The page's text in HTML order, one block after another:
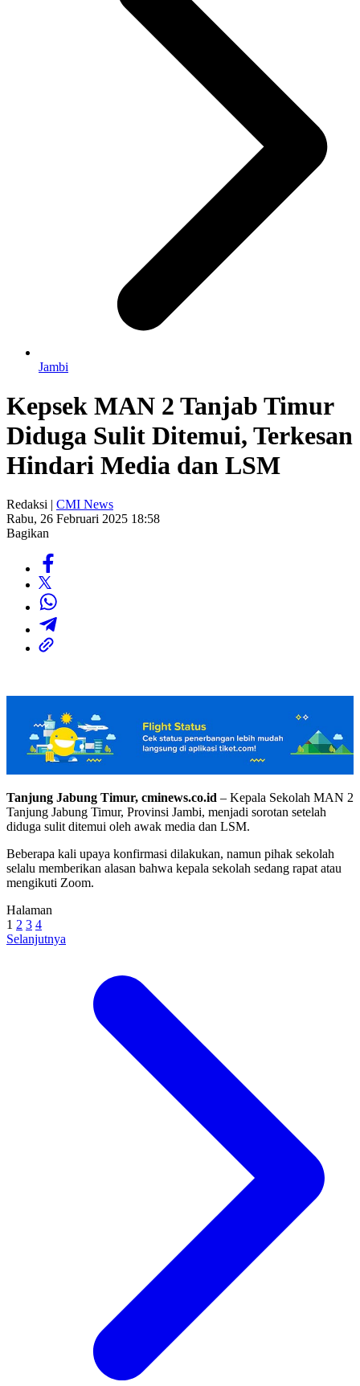
Jambi
Kepsek MAN 2 Tanjab Timur
Diduga Sulit Ditemui, Terkesan
Hindari Media dan LSM
Redaksi | CMI News
Rabu, 26 Februari 2025 18:58
Bagikan
Tanjung Jabung Timur, cminews.co.id – Kepala Sekolah MAN 2
Tanjung Jabung Timur, Provinsi Jambi, menjadi sorotan setelah
diduga sulit ditemui oleh awak media dan LSM.
Beberapa kali upaya konfirmasi dilakukan, namun pihak sekolah
selalu memberikan alasan bahwa kepala sekolah sedang rapat atau
mengikuti Zoom.
Halaman
1 2 3 4
Selanjutnya